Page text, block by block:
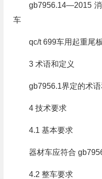
gb7956.14—2015
车
qc/t 699车用起重尾板
3 术语和定义
gb7956.1界定的术语
4 技术要求
4.1 基本要求
器材车应符合
4.2 整车要求